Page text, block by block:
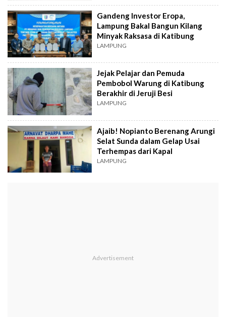
Gandeng Investor Eropa,
Lampung Bakal Bangun Kilang
Minyak Raksasa di Katibung
LAMPUNG
Jejak Pelajar dan Pemuda
Pembobol Warung di Katibung
Berakhir di Jeruji Besi
LAMPUNG
Ajaib! Nopianto Berenang Arungi
Selat Sunda dalam Gelap Usai
Terhempas dari Kapal
LAMPUNG